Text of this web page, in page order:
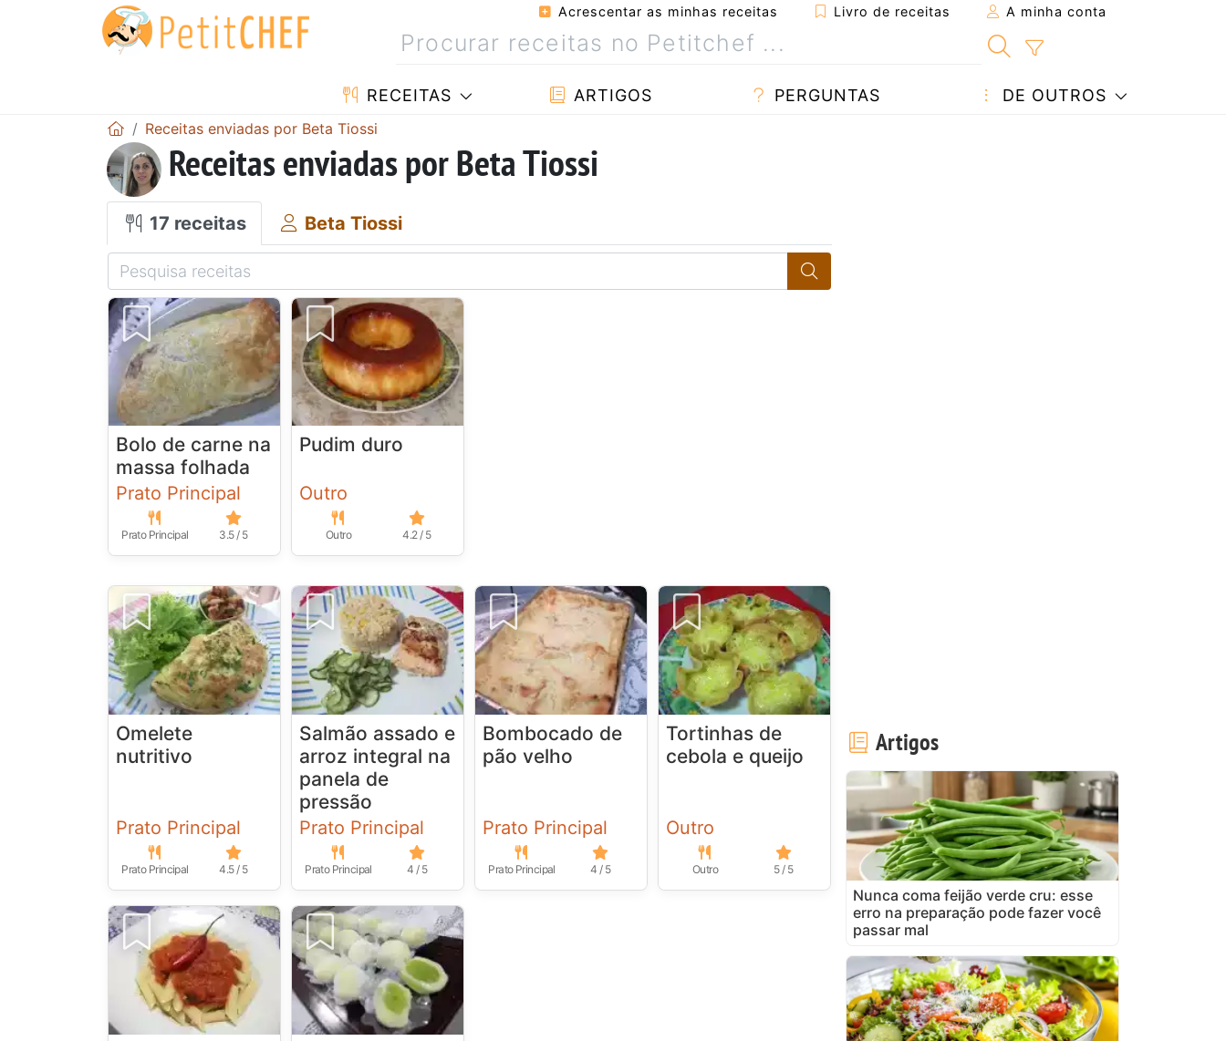
Acrescentar as minhas receitas Livro de receitas A minha conta
RECEITAS ARTIGOS PERGUNTAS DE OUTROS
Receitas enviadas por Beta Tiossi
Receitas enviadas por Beta Tiossi
17 receitas Beta Tiossi
Bolo de carne na
massa folhada
Prato Principal
Prato Principal 3.5 / 5
Pudim duro
Outro
Outro 4.2 / 5
Omelete
nutritivo
Prato Principal
Prato Principal 4.5 / 5
Salmão assado e
arroz integral na
panela de
pressão
Prato Principal
Prato Principal 4 / 5
Bombocado de
pão velho
Prato Principal
Prato Principal 4 / 5
Tortinhas de
cebola e queijo
Outro
Outro 5 / 5
Artigos
Nunca coma feijão verde cru: esse
erro na preparação pode fazer você
passar mal